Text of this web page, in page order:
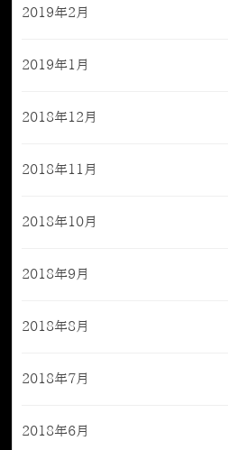
2019年2月
2019年1月
2018年12月
2018年11月
2018年10月
2018年9月
2018年8月
2018年7月
2018年6月